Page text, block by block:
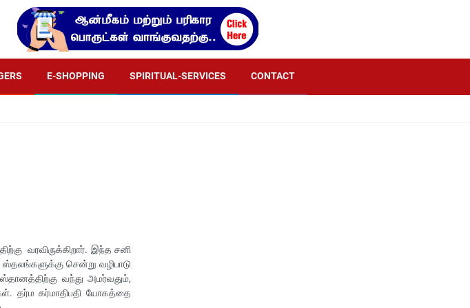
E-SHOPPING SPIRITUAL-SERVICES CONTACT
வரவிருக்கிறார். இந்த சனி
சென்று வழிபாடு
வந்து அமர்வதும்,
தர்ம கர்மாதிபதி யோகத்தை